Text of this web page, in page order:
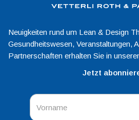
Neuigkeiten rund um Lean & Design
Gesundheitswesen, Veranstaltungen,
Partnerschaften erhalten Sie in
Jetzt